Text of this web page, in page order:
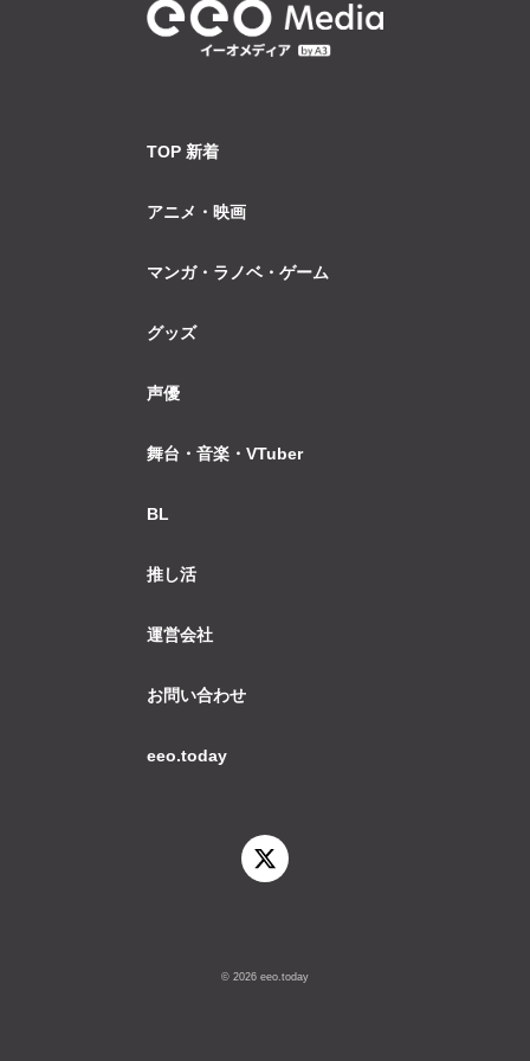
TOP 新着
アニメ・映画
マンガ・ラノベ・ゲーム
グッズ
声優
舞台・音楽・VTuber
BL
推し活
運営会社
お問い合わせ
eeo.today
© 2026 eeo.today